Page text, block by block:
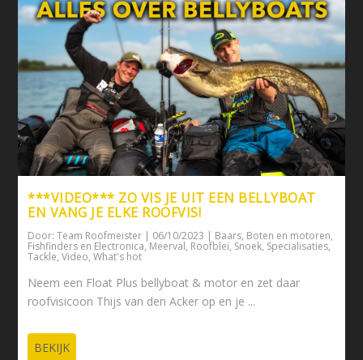
***VIDEO*** ZO VIS JE UIT EEN BELLYBOAT
EN VANG JE ELKE ROOFVIS!
Door:Team Roofmeister | 06/10/2023 | Baars, Boten en motoren,
Fishfinders en Electronica,Meerval, Roofblei, Snoek, Specialisaties,
Tackle,Video,What's hot
Neem een Float Plus bellyboat & motor en zet daar
roofvisicoon Thijs van den Acker op en je ...
BEKIJK